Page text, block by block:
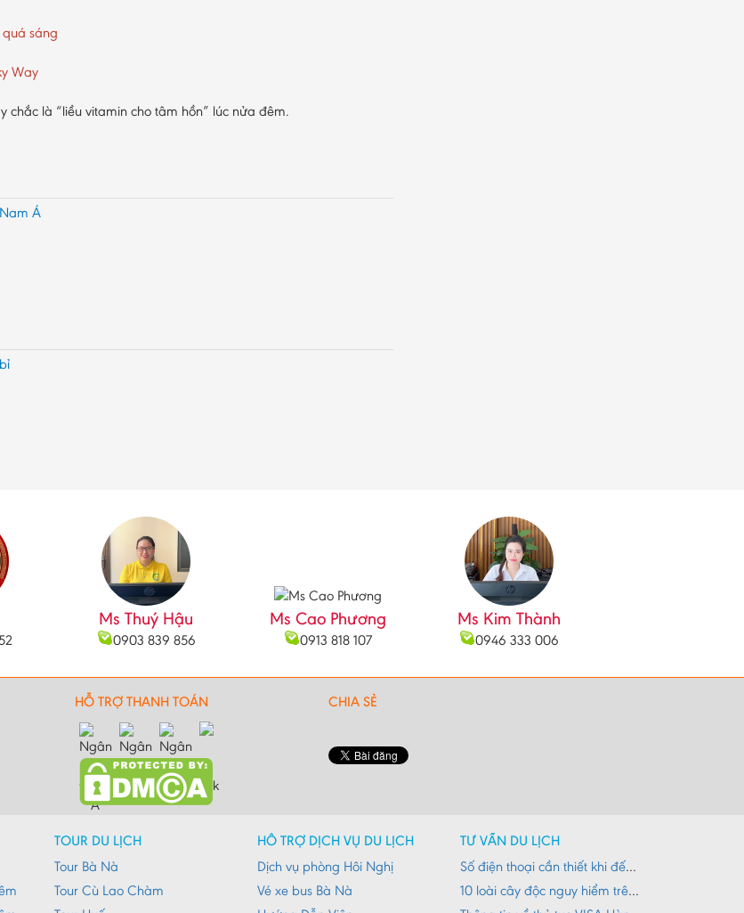
sáng
Way
là “liều vitamin cho tâm hồn” lúc nửa đêm.
Á
Ms Thuý Hậu
0903 839 856
Ms Cao Phương
0913 818 107
Ms Kim Thành
0946 333 006
HỖ TRỢ THANH TOÁN CHIA SẺ
TOUR DU LỊCH
Tour Bà Nà
Tour Cù Lao Chàm
HỖ TRỢ DỊCH VỤ DU LỊCH
Dịch vụ phòng Hôi Nghị
Vé xe bus Bà Nà
TƯ VẤN DU LỊCH
Số điện thoại cần thiết khi đến Đà Nẵng
10 loài cây độc nguy hiểm trên đường du lịch